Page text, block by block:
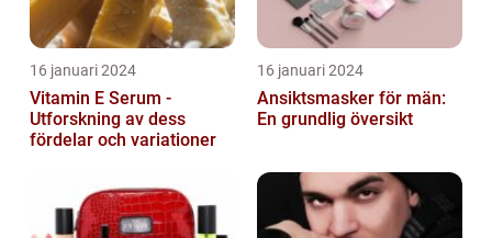
16 januari 2024
Vitamin E Serum -
Utforskning av dess
fördelar och variationer
16 januari 2024
Ansiktsmasker för män:
En grundlig översikt